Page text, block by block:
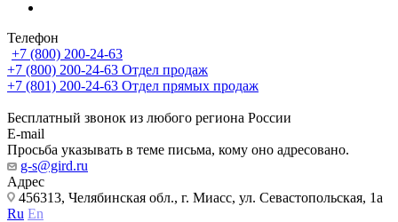
Телефон
+7 (800) 200-24-63
+7 (800) 200-24-63 Отдел продаж
+7 (801) 200-24-63 Отдел прямых продаж
Бесплатный звонок из любого региона России
E-mail
Просьба указывать в теме письма, кому оно адресовано.
g-s@gird.ru
Адрес
456313, Челябинская обл., г. Миасс, ул. Севастопольская, 1а
Ru En